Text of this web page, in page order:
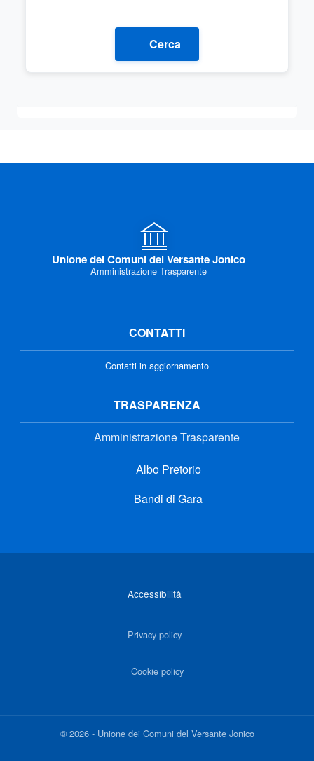
Cerca
Unione dei Comuni del Versante Jonico
Amministrazione Trasparente
CONTATTI
Contatti in aggiornamento
TRASPARENZA
Amministrazione Trasparente
Albo Pretorio
Bandi di Gara
Accessibilità
Privacy policy
Cookie policy
©2026- Unione dei Comuni del Versante Jonico